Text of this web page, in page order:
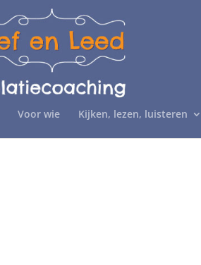
Voor wie Kijken, lezen, luisteren